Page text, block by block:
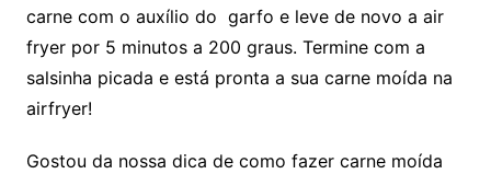
carne com o auxílio do garfo e leve de novo a air
fryer por 5 minutos a 200 graus. Termine com a
salsinha picada e está pronta a sua carne moída na
airfryer!
Gostou da nossa dica de como fazer carne moída